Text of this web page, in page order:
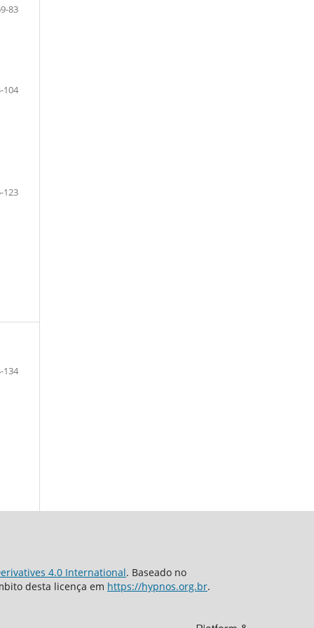
83
104
123
134
4.0 International. Baseado no
desta licença em https://hypnos.org.br.